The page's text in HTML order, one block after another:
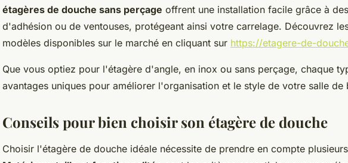
étagères de douche sans perçage offrent une installation facile grâce à
d'adhésion ou de ventouses, protégeant ainsi votre carrelage. Découvrez
modèles disponibles sur le marché en cliquant sur https://etagere-de-
Que vous optiez pour l'étagère d'angle, en inox ou sans perçage, chaque
avantages uniques pour améliorer l'organisation et le style de votre salle de
Conseils pour bien choisir son étagère de douche
Choisir l'étagère de douche idéale nécessite de prendre en compte